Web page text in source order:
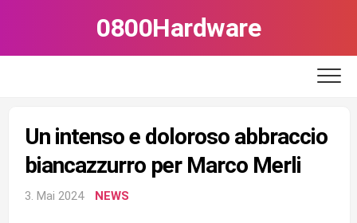
0800Hardware
Un intenso e doloroso abbraccio
biancazzurro per Marco Merli
3. Mai 2024 NEWS